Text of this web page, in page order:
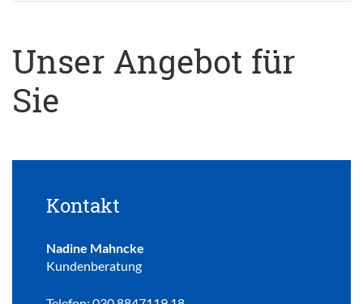
Unser Angebot für
Sie
Kontakt
Nadine Mahncke
Kundenberatung